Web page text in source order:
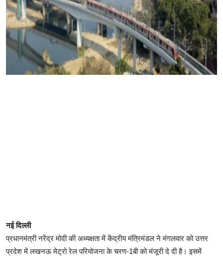
नई दिल्ली
प्रधानमंत्री नरेंद्र मोदी की अध्यक्षता में केंद्रीय मंत्रिमंडल ने मंगलवार को उत्तर
प्रदेश में लखनऊ मेट्रो रेल परियोजना के चरण-1बी को मंजूरी दे दी है। इसमें